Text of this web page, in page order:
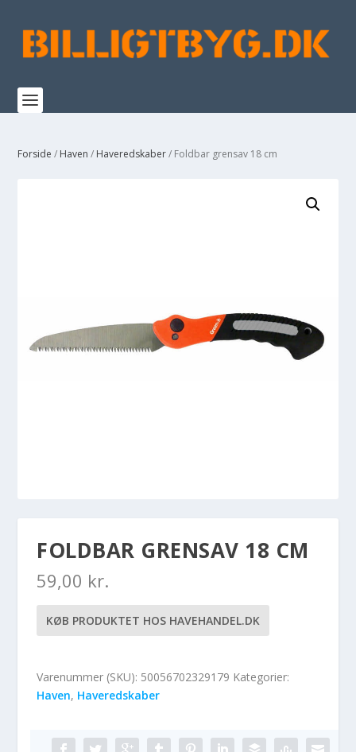
Forside / Haven / Haveredskaber/ Foldbar grensav 18 cm
FOLDBAR GRENSAV 18 CM
59,00 kr.
KØB PRODUKTET HOS HAVEHANDEL.DK
Varenummer (SKU): 50056702329179 Kategorier:
Haven, Haveredskaber